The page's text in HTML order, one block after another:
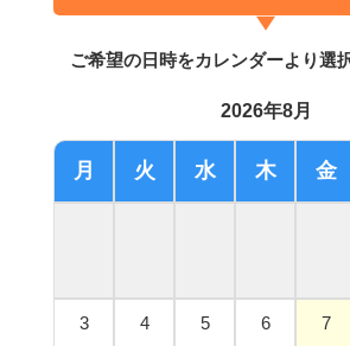
ご希望の日時をカレンダーより選
2026年8月
月 火 水 木 金
3 4 5 6 7